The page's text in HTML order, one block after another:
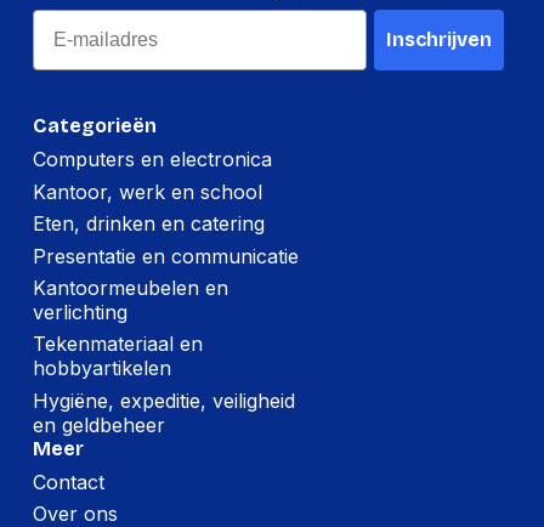
Categorieën
Computers en electronica
Kantoor, werk en school
Eten, drinken en catering
Presentatie en communicatie
Kantoormeubelen en
verlichting
Tekenmateriaal en
hobbyartikelen
Hygiëne, expeditie, veiligheid
en geldbeheer
Meer
Contact
Over ons
Email
Inschrijven